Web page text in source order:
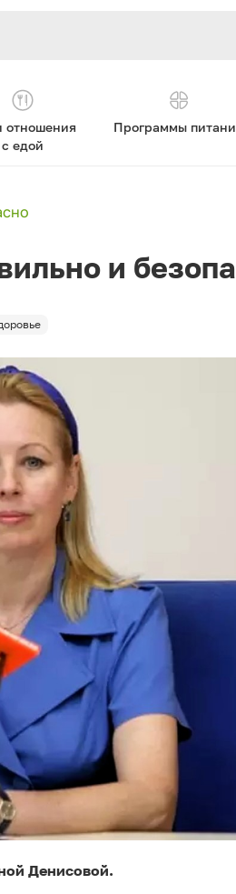
отношения
с едой
Программы
и
Денисовой.